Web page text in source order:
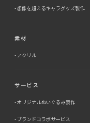
想像を超えるキャラグッズ製作
素材
アクリル
サービス
オリジナルぬいぐるみ製作
ブランドコラボサービス